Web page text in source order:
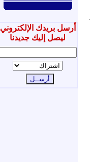
أرسل بريدك الإلكتروني
ليصل إليك جديدنا